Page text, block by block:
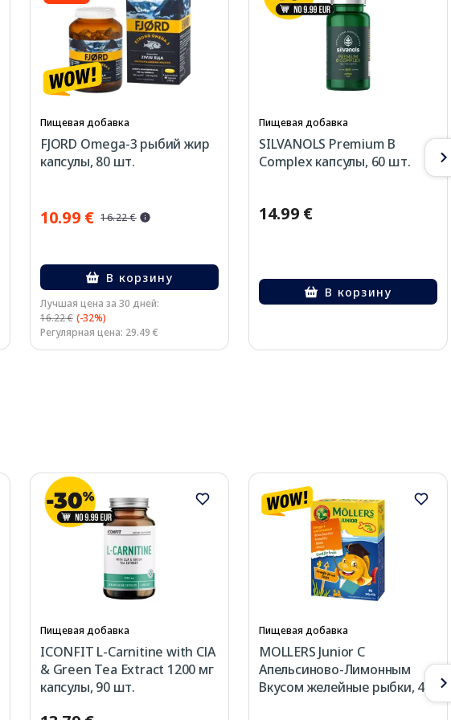
Пищевая добавка
FJORD Omega-3 рыбий жир
капсулы, 80 шт.
10.99 € 16.22 €
В корзину
Лучшая цена за 30 дней:
16.22 € (-32%)
Регулярная цена: 29.49 €
Пищевая добавка
SILVANOLS Premium B
Complex капсулы, 60 шт.
14.99 €
В корзину
Пищевая добавка
ICONFIT L-Carnitine with ClA
& Green Tea Extract 1200 мг
капсулы, 90 шт.
Пищевая добавка
MOLLERS Junior C
Апельсиново-Лимонным
Вкусом желейные рыбки, 45